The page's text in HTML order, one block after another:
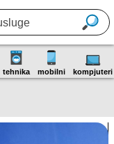
tehnika mobilni kompjuteri